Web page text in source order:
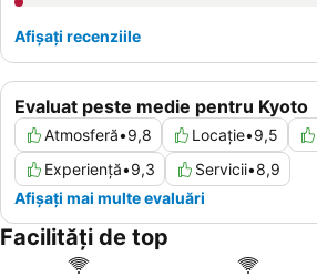
Evaluat peste medie pentru Kyoto
Atmosferă•9,8 Locație•9,5
Experiență•9,3 Servicii•8,9
Afișați mai multe evaluări
Afișați recenziile
Facilități de top